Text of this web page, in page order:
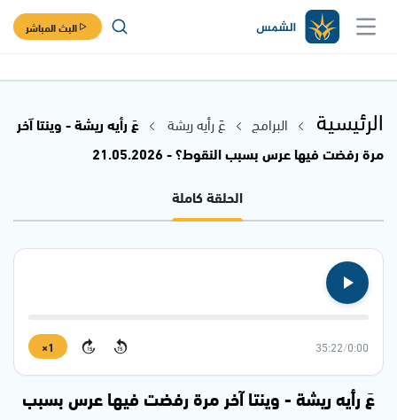
البث المباشر
الرئيسية البرامج عَ رأيه ريشة
عَ رأيه ريشة - وينتا آخر
مرة رفضت فيها عرس بسبب النقوط؟ - 21.05.2026
الحلقة كاملة
0:00
/
35:22
15
15
1×
عَ رأيه ريشة - وينتا آخر مرة رفضت فيها عرس بسبب